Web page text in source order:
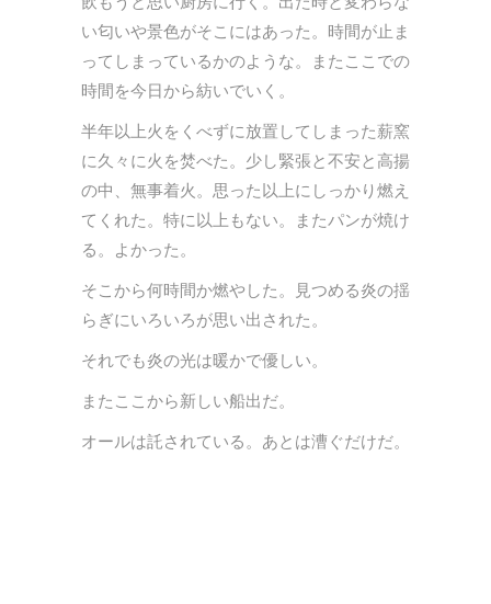
い匂いや景色がそこにはあった。時間が止ま
ってしまっているかのような。またここでの
時間を今日から紡いでいく。
半年以上火をくべずに放置してしまった薪窯
に久々に火を焚べた。少し緊張と不安と高揚
の中、無事着火。思った以上にしっかり燃え
てくれた。特に以上もない。またパンが焼け
る。よかった。
そこから何時間か燃やした。見つめる炎の揺
らぎにいろいろが思い出された。
それでも炎の光は暖かで優しい。
またここから新しい船出だ。
オールは託されている。あとは漕ぐだけだ。